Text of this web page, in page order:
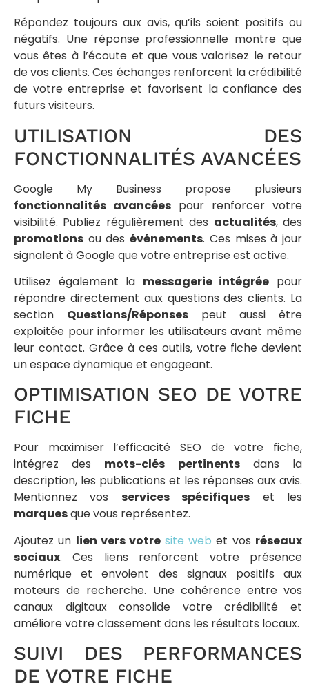
Répondez toujours aux avis, qu’ils soient positifs ou
négatifs. Une réponse professionnelle montre que
vous êtes à l’écoute et que vous valorisez le retour
de vos clients. Ces échanges renforcent la crédibilité
de votre entreprise et favorisent la confiance des
futurs visiteurs.
UTILISATION DES
FONCTIONNALITÉS AVANCÉES
Google My Business propose plusieurs
fonctionnalités avancées pour renforcer votre
visibilité. Publiez régulièrement des actualités, des
promotions ou desévénements. Ces mises à jour
signalent à Google que votre entreprise est active.
Utilisez également la messagerie intégrée pour
répondre directement aux questions des clients. La
section Questions/Réponsespeut aussi être
exploitée pour informer les utilisateurs avant même
leur contact. Grâce à ces outils, votre fiche devient
un espace dynamique et engageant.
OPTIMISATION SEO DE VOTRE
FICHE
Pour maximiser l’efficacité SEO de votre fiche,
intégrez des mots-clés pertinentsdans la
description, les publications et les réponses aux avis.
Mentionnez vos services spécifiques et les
marquesque vous représentez.
Ajoutez un lien vers votre site web et vos réseaux
sociaux. Ces liens renforcent votre présence
numérique et envoient des signaux positifs aux
moteurs de recherche. Une cohérence entre vos
canaux digitaux consolide votre crédibilité et
améliore votre classement dans les résultats locaux.
SUIVI DES PERFORMANCES
DE VOTRE FICHE